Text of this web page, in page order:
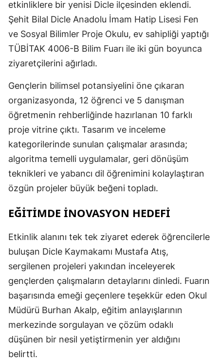
etkinliklere bir yenisi Dicle ilçesinden eklendi.
Şehit Bilal Dicle Anadolu İmam Hatip Lisesi Fen
ve Sosyal Bilimler Proje Okulu, ev sahipliği yaptığı
TÜBİTAK 4006-B Bilim Fuarı ile iki gün boyunca
ziyaretçilerini ağırladı.
Gençlerin bilimsel potansiyelini öne çıkaran
organizasyonda, 12 öğrenci ve 5 danışman
öğretmenin rehberliğinde hazırlanan 10 farklı
proje vitrine çıktı. Tasarım ve inceleme
kategorilerinde sunulan çalışmalar arasında;
algoritma temelli uygulamalar, geri dönüşüm
teknikleri ve yabancı dil öğrenimini kolaylaştıran
özgün projeler büyük beğeni topladı.
EĞİTİMDE İNOVASYON HEDEFİ
Etkinlik alanını tek tek ziyaret ederek öğrencilerle
buluşan Dicle Kaymakamı Mustafa Atış,
sergilenen projeleri yakından inceleyerek
gençlerden çalışmaların detaylarını dinledi. Fuarın
başarısında emeği geçenlere teşekkür eden Okul
Müdürü Burhan Akalp, eğitim anlayışlarının
merkezinde sorgulayan ve çözüm odaklı
düşünen bir nesil yetiştirmenin yer aldığını
belirtti.